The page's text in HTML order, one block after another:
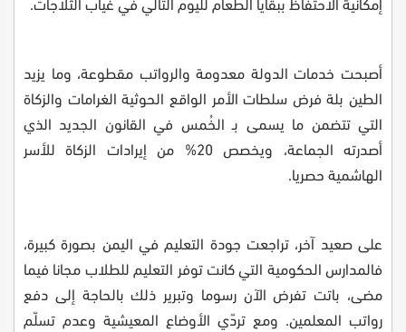
أصبحت خدمات الدولة معدومة والرواتب مقطوعة، وما يزيد
الطين بلة فرض سلطات الأمر الواقع الحوثية الغرامات والزكاة
التي تتضمن ما يسمى بـ الخُمس في القانون الجديد الذي
أصدرته الجماعة، ويخصص 20% من إيرادات الزكاة للأسر
الهاشمية حصريا.
على صعيد آخر، تراجعت جودة التعليم في اليمن بصورة كبيرة،
فالمدارس الحكومية التي كانت توفر التعليم للطلاب مجانا فيما
مضى، باتت تفرض الآن رسوما وتبرير ذلك بالحاجة إلى دفع
رواتب المعلمين. ومع تردّي الأوضاع المعيشية وعدم تسلّم